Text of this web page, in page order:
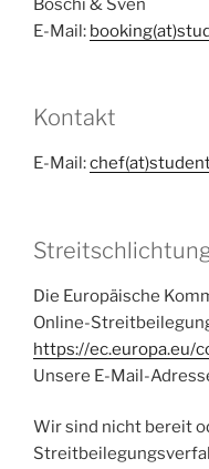
Boschi & Sven
E-Mail:
Kontakt
E-Mail:
Die Europäische
Online-
https://ec.europa.eu/
Unsere E-Mail-
Wir sind nicht bereit